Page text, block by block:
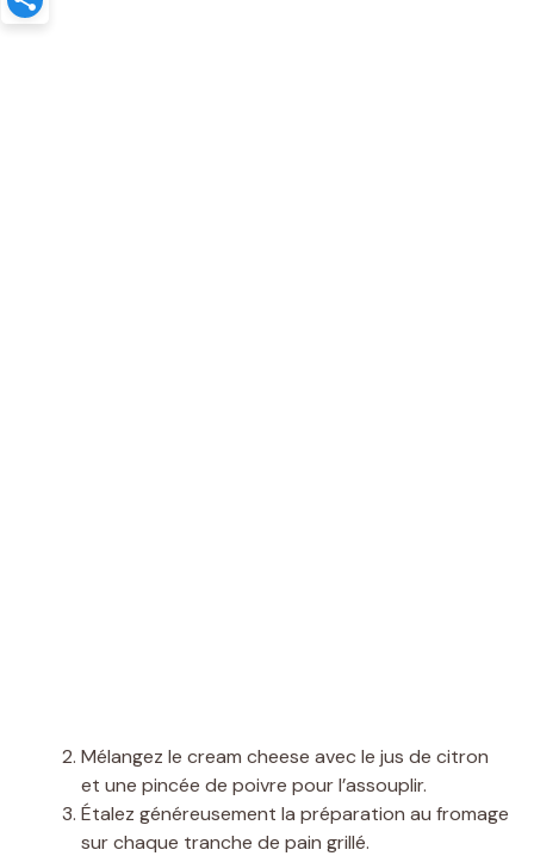
Mélangez le cream cheese avec le jus de citron
et une pincée de poivre pour l’assouplir.
Étalez généreusement la préparation au fromage
sur chaque tranche de pain grillé.